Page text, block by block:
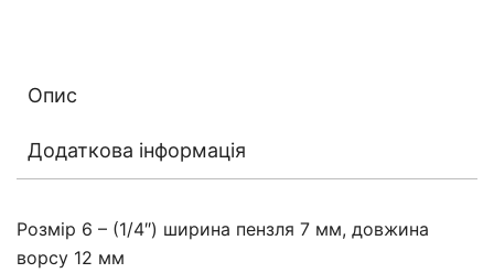
Опис
Додаткова інформація
Розмір 6 – (1/4″) ширина пензля 7 мм, довжина
ворсу 12 мм